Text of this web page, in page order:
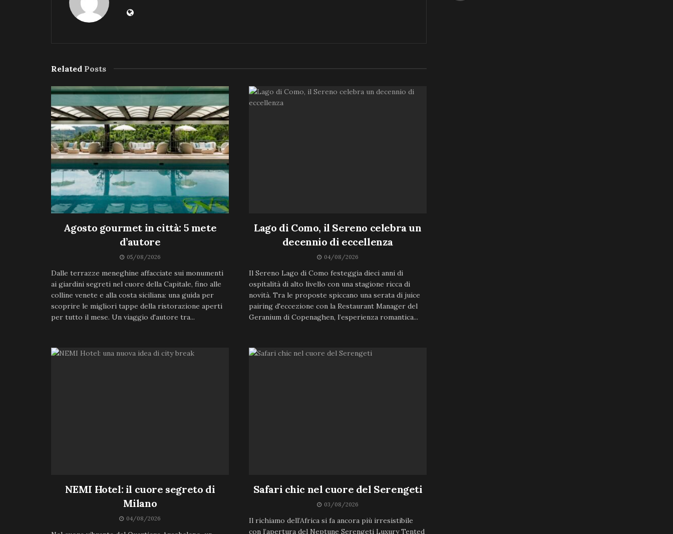
Related Posts
Agosto gourmet in città: 5 mete
d’autore
05/08/2026
Dalle terrazze meneghine affacciate sui monumenti
ai giardini segreti nel cuore della Capitale, fino alle
colline venete e alla costa siciliana: una guida per
scoprire le migliori tappe della ristorazione aperti
per tutto il mese. Un viaggio d'autore tra...
Lago di Como, il Sereno celebra un
decennio di eccellenza
04/08/2026
Il Sereno Lago di Como festeggia dieci anni di
ospitalità di alto livello con una stagione ricca di
novità. Tra le proposte spiccano una serata di juice
pairing d'eccezione con la Restaurant Manager del
Geranium di Copenaghen, l’esperienza romantica...
NEMI Hotel: il cuore segreto di
Milano
04/08/2026
Safari chic nel cuore del Serengeti
03/08/2026
Il richiamo dell’Africa si fa ancora più irresistibile
con l’apertura del Neptune Serengeti Luxury Tented